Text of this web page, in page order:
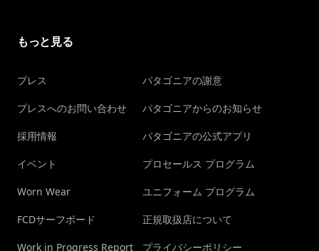
もっと見る
プレス
プレスへのお問い合わせ
採用情報
イベント
Worn Wear
FCDサーフボード
Work in Progress Report
パタゴニアの謝意
パタゴニアからのお知らせ
パタゴニアの公式アプリ
プロセールス プログラム
ユニフォーム プログラム
正規取扱店について
プライバシーポリシー